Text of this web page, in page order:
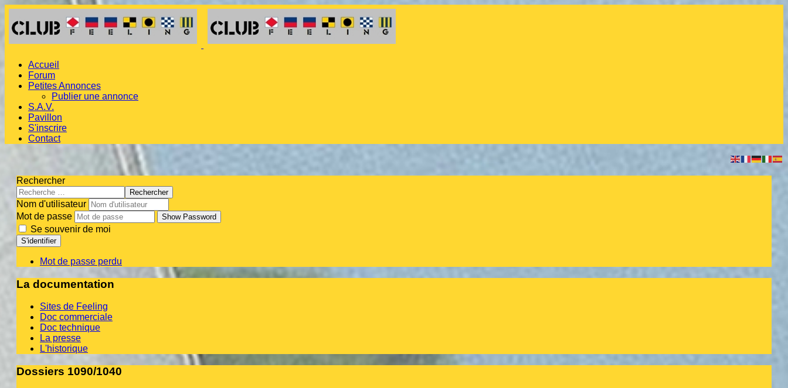
Accueil
Forum
Petites Annonces
Publier une annonce
S.A.V.
Pavillon
S'inscrire
Contact
Rechercher
Rechercher
Nom d'utilisateur
Mot de passe
Show Password
Se souvenir de moi
S'identifier
Mot de passe perdu
La documentation
Sites de Feeling
Doc commerciale
Doc technique
La presse
L'historique
Dossiers 1090/1040